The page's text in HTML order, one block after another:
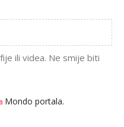
ili videa. Ne smije biti
Mondo portala.